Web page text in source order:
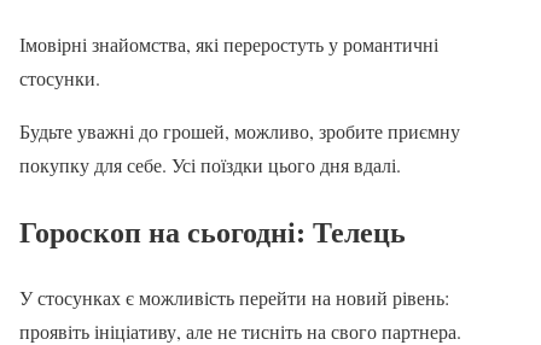
Імовірні знайомства, які переростуть у романтичні
стосунки.
Будьте уважні до грошей, можливо, зробите приємну
покупку для себе. Усі поїздки цього дня вдалі.
Гороскоп на сьогодні: Телець
У стосунках є можливість перейти на новий рівень:
проявіть ініціативу, але не тисніть на свого партнера.